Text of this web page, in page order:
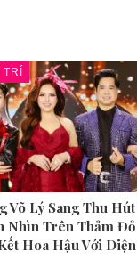
TRÍ
Võ Lý Sang Thu Hút
Nhìn Trên Thảm Đỏ
Hoa Hậu Với Diện